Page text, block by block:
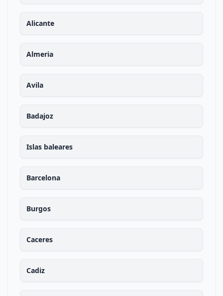
Alicante
Almeria
Avila
Badajoz
Islas baleares
Barcelona
Burgos
Caceres
Cadiz